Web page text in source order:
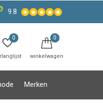
Merken
0
winkelwagen
0
9.8